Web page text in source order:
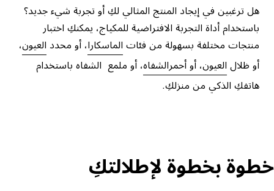
هل ترغبين في إيجاد المنتج المثالي لكِ أو تجربة شيء جديد؟
باستخدام أداة التجربة الافتراضية للمكياج، يمكنكِ اختبار
منتجات مختلفة بسهولة من فئات الماسكارا، أو محدد العيون،
أو ظلال العيون، أو أحمرالشفاه، أو ملمع الشفاه باستخدام
هاتفكِ الذكي من منزلكِ.
خطوة بخطوة لإطلالتكِ